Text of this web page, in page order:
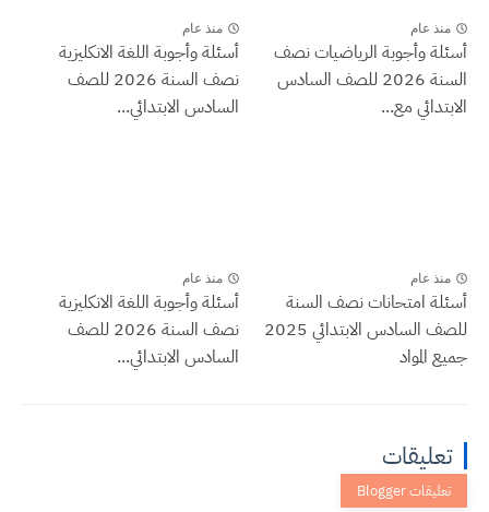
منذ عام
أسئلة وأجوبة الرياضيات نصف
السنة 2026 للصف السادس
الابتدائي مع...
منذ عام
أسئلة وأجوبة اللغة الانكليزية
نصف السنة 2026 للصف
السادس الابتدائي...
منذ عام
أسئلة امتحانات نصف السنة
للصف السادس الابتدائي 2025
جميع المواد
منذ عام
أسئلة وأجوبة اللغة الانكليزية
نصف السنة 2026 للصف
السادس الابتدائي...
تعليقات